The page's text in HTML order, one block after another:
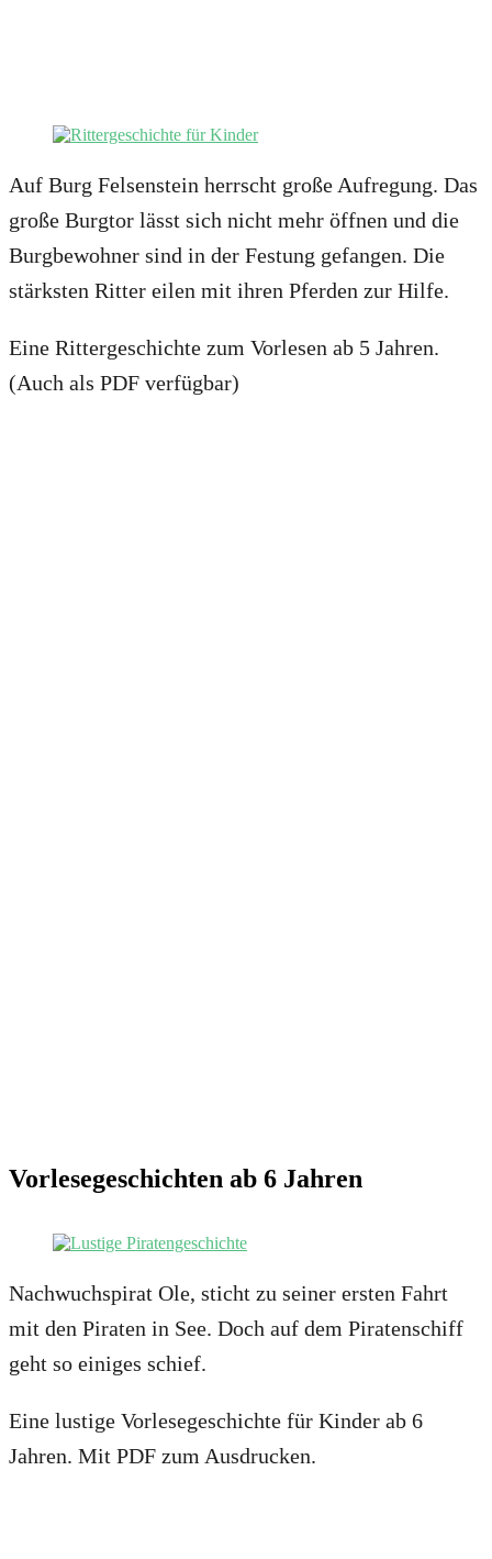
Auf Burg Felsenstein herrscht große Aufregung. Das
große Burgtor lässt sich nicht mehr öffnen und die
Burgbewohner sind in der Festung gefangen. Die
stärksten Ritter eilen mit ihren Pferden zur Hilfe.
Eine Rittergeschichte zum Vorlesen ab 5 Jahren.
(Auch als PDF verfügbar)
Vorlesegeschichten ab 6 Jahren
Nachwuchspirat Ole, sticht zu seiner ersten Fahrt
mit den Piraten in See. Doch auf dem Piratenschiff
geht so einiges schief.
Eine lustige Vorlesegeschichte für Kinder ab 6
Jahren. Mit PDF zum Ausdrucken.